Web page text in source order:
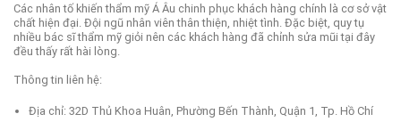
Các nhân tố khiến thẩm mỹ Á Âu chinh phục khách hàng chính là cơ sở vật
chất hiện đại. Đội ngũ nhân viên thân thiện, nhiệt tình. Đặc biệt, quy tụ
nhiều bác sĩ thẩm mỹ giỏi nên các khách hàng đã chỉnh sửa mũi tại đây
đều thấy rất hài lòng.
Thông tin liên hệ:
Địa chỉ: 32D Thủ Khoa Huân, Phường Bến Thành, Quận 1, Tp. Hồ Chí